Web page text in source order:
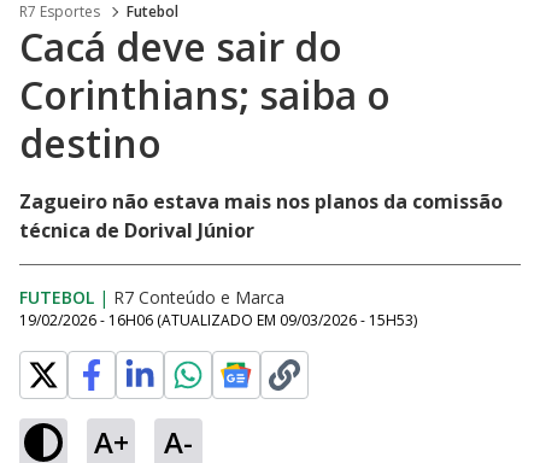
R7 Esportes Futebol
Cacá deve sair do
Corinthians; saiba o
destino
Zagueiro não estava mais nos planos da comissão
técnica de Dorival Júnior
FUTEBOL | R7 Conteúdo e Marca
19/02/2026 - 16H06 (ATUALIZADO EM 09/03/2026 - 15H53)
A+ A-